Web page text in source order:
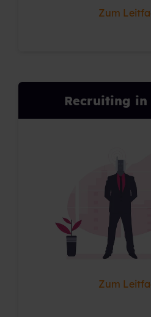
Zum
Recruiting
Zum